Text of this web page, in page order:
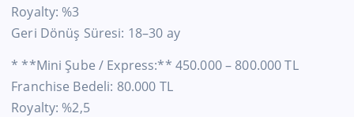
Royalty: %3
Geri Dönüş Süresi: 18–30 ay
* **Mini Şube / Express:** 450.000 – 800.000 TL
Franchise Bedeli: 80.000 TL
Royalty: %2,5